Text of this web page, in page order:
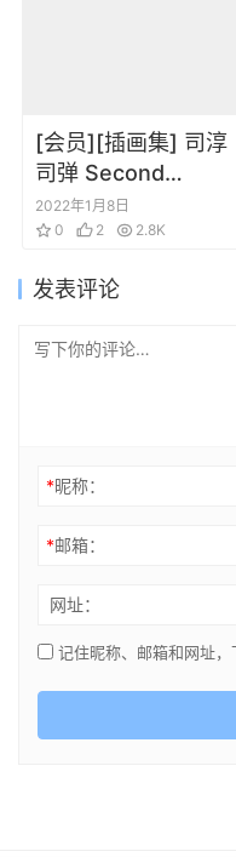
[会员][插画集] 司淳
司弹 Second
Illustration Book
Game Works
2022年1月8日
0
2 2.8K
发表评论
*昵称：
*邮箱：
网址：
记住昵称、邮箱和网址，